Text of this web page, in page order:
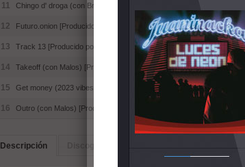
11 Chingo d' droga (con Bruno ramos y Salazar) [Producido por Chingo
12 Futuro.onion [Producido por Rip lo$t y Racing lab]
13 Track 13 [Producido por Racing lab]
14 Takeoff (con Malos) [Producido por Malos, Racing lab y Chingo d'
15 Get money (2023 vibes) (con Cryssto, Ayetheplug, Young racer y
16 Outro (con Malos) [Producido por Malos y Racing lab]
Descripción